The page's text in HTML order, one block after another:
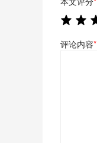
评论内容*